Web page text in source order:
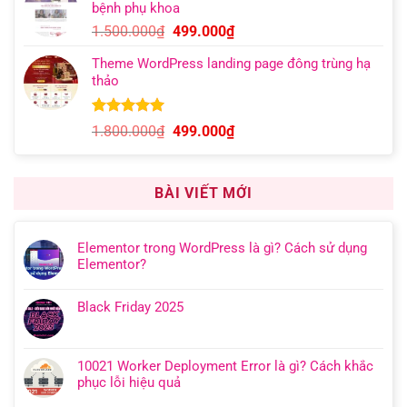
1.000.000₫.
499.000₫.
bệnh phụ khoa
1.500.000₫ Giá
là:
499.000₫Giá
tại
Theme WordPress landing page đông trùng hạ
thảo
5.00trên 5
dựa trên
9
1.800.000₫ Giá
1.800.000₫.
499.000₫Giá
là:
BÀI VIẾT MỚI
Elementor trong WordPress là gì? Cách sử dụng
Elementor?
Black Friday 2025
10021 Worker Deployment Error là gì? Cách khắc
phục lỗi hiệu quả